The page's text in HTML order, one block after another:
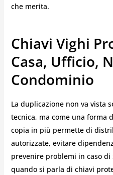
che merita.
Chiavi Vighi
Casa, Ufficio,
Condominio
La duplicazione non va vista
tecnica, ma come una forma
copia in più permette di
autorizzate, evitare
prevenire problemi in caso
quando si parla di chiavi